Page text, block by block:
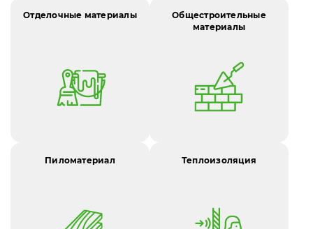
Отделочные материалы
Общестроительные
материалы
Пиломатериал Теплоизоляция